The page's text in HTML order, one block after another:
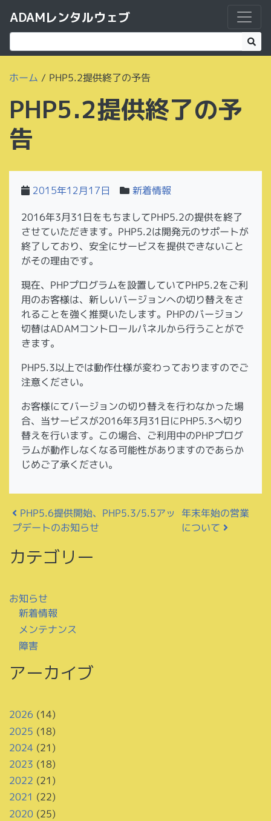
ADAMレンタルウェブ
ホーム / PHP5.2提供終了の予告
PHP5.2提供終了の予
告
2015年12月17日 新着情報
2016年3月31日をもちましてPHP5.2の提供を終了
させていただきます。PHP5.2は開発元のサポートが
終了しており、安全にサービスを提供できないこと
がその理由です。
現在、PHPプログラムを設置していてPHP5.2をご利
用のお客様は、新しいバージョンへの切り替えをさ
れることを強く推奨いたします。PHPのバージョン
切替はADAMコントロールパネルから行うことがで
きます。
PHP5.3以上では動作仕様が変わっておりますのでご
注意ください。
お客様にてバージョンの切り替えを行わなかった場
合、当サービスが2016年3月31日にPHP5.3へ切り
替えを行います。この場合、ご利用中のPHPプログ
ラムが動作しなくなる可能性がありますのであらか
じめご了承ください。
投稿ナビゲーション
PHP5.6提供開始、PHP5.3/5.5アッ
プデートのお知らせ
年末年始の営業
について
カテゴリー
お知らせ
新着情報
メンテナンス
障害
アーカイブ
2026 (14)
2025 (18)
2024 (21)
2023 (18)
2022 (21)
2021 (22)
2020(25)